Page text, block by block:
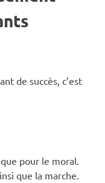
de succès, c’est
pour le moral.
que la marche.